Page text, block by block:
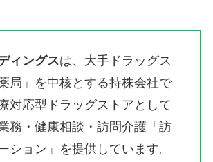
ィングスは、大手ドラッグス
局」を中核とする持株会社で
対応型ドラッグストアとして
務・健康相談・訪問介護「訪
ション」を提供しています。